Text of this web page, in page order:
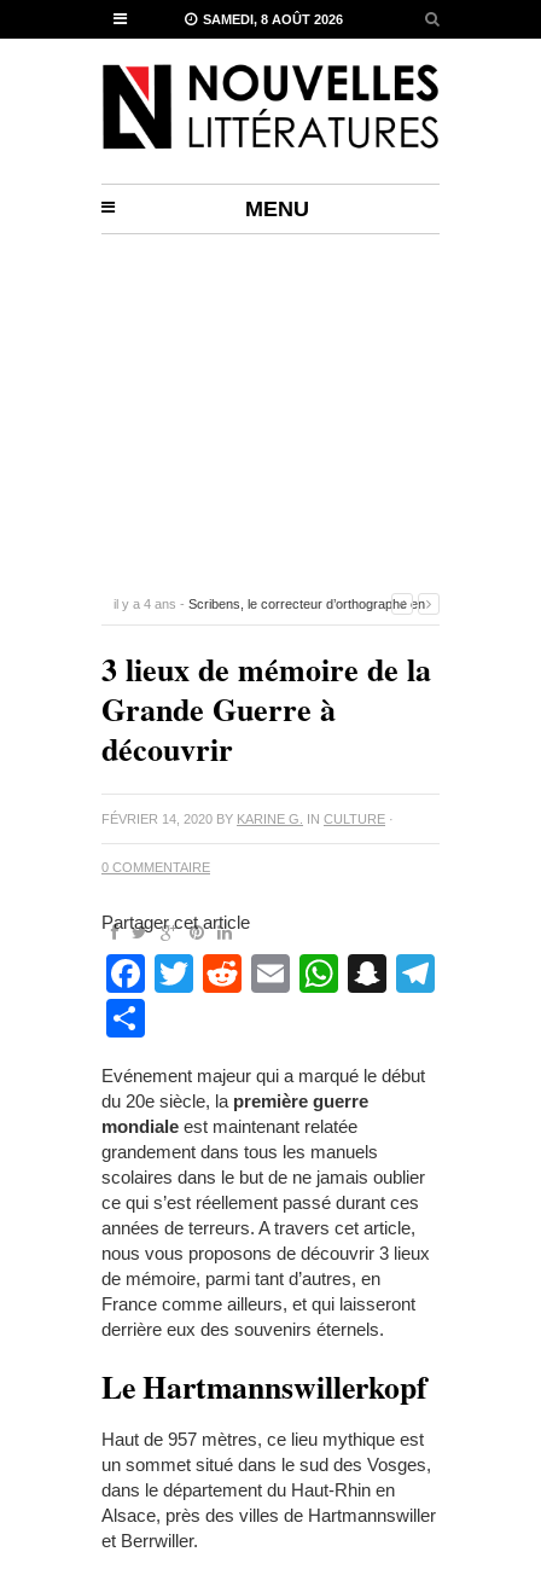
SAMEDI, 8 AOÛT 2026
MENU
il y a 4 ans - Scribens, le correcteur d’orthographe en
3 lieux de mémoire de la
Grande Guerre à
découvrir
FÉVRIER 14, 2020 BY KARINE G. IN CULTURE ·
0 COMMENTAIRE
Partager cet article
Facebook
Twitter
RedditEmailWhatsApp
Evénement majeur qui a marqué le début
du 20e siècle, la première guerre
mondiale est maintenant relatée
grandement dans tous les manuels
scolaires dans le but de ne jamais oublier
ce qui s’est réellement passé durant ces
années de terreurs. A travers cet article,
nous vous proposons de découvrir 3 lieux
de mémoire, parmi tant d’autres, en
France comme ailleurs, et qui laisseront
derrière eux des souvenirs éternels.
Le Hartmannswillerkopf
Haut de 957 mètres, ce lieu mythique est
un sommet situé dans le sud des Vosges,
dans le département du Haut-Rhin en
Alsace, près des villes de Hartmannswiller
et Berrwiller.